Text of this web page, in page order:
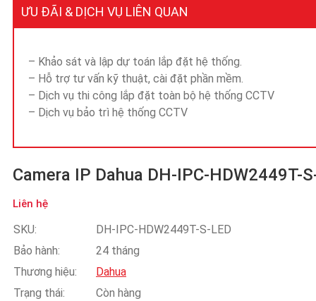
ƯU ĐÃI & DỊCH VỤ LIÊN QUAN
– Khảo sát và lập dự toán lắp đặt hệ thống.
– Hỗ trợ tư vấn kỹ thuật, cài đặt phần mềm.
– Dịch vụ thi công lắp đặt toàn bộ hệ thống CCTV
– Dịch vụ bảo trì hệ thống CCTV
Camera IP Dahua DH-IPC-HDW2449T-
Liên hệ
SKU:
DH-IPC-HDW2449T-S-LED
Bảo hành:
24 tháng
Thương hiệu:
Dahua
Trạng thái:
Còn hàng